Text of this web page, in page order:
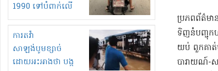
1990 ទៅបំពាក់លើ
ម៉ូតូរបស់ខ្លួន ដាកផ្លាក
រត់ឌុបហើយ
ការតវ៉ា
សាឡង់បូមខ្សាច់
ដោយអះអាងថា បង្ក
ប្រភពព័ត៌មា
ទិញ​នំ​បញ្ចុក​
យប់ ពួកគាត់​
បារាយណ៍​-​ស